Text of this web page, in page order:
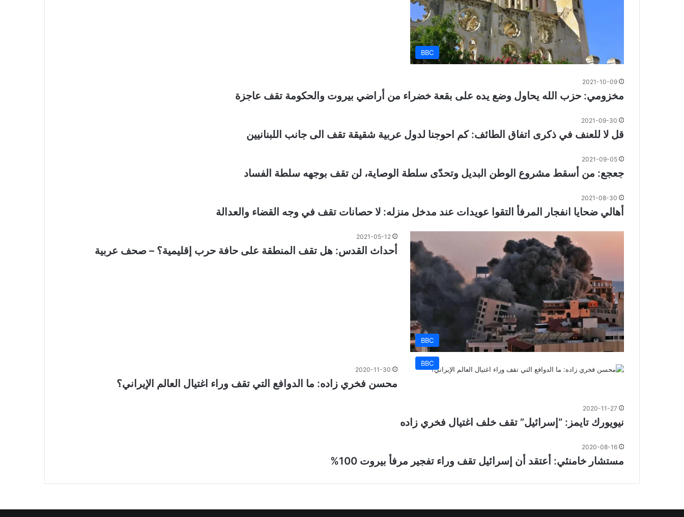
BBC
2021-10-09
مخزومي: حزب الله يحاول وضع يده على بقعة خضراء من أراضي بيروت والحكومة تقف عاجزة
2021-09-30
قل لا للعنف في ذكرى اتفاق الطائف: كم احوجنا لدول عربية شقيقة تقف الى جانب اللبنانيين
2021-09-05
جعجع: من أسقط مشروع الوطن البديل وتحدّى سلطة الوصاية، لن تقف بوجهه سلطة الفساد
2021-08-30
أهالي ضحايا انفجار المرفأ التقوا عويدات عند مدخل منزله: لا حصانات تقف في وجه القضاء والعدالة
BBC
2021-05-12
أحداث القدس: هل تقف المنطقة على حافة حرب إقليمية؟ – صحف عربية
BBC
2020-11-30
محسن فخري زاده: ما الدوافع التي تقف وراء اغتيال العالم الإيراني؟
2020-11-27
نيويورك تايمز: “إسرائيل” تقف خلف اغتيال فخري زاده
2020-08-16
مستشار خامنئي: أعتقد أن إسرائيل تقف وراء تفجير مرفأ بيروت 100%